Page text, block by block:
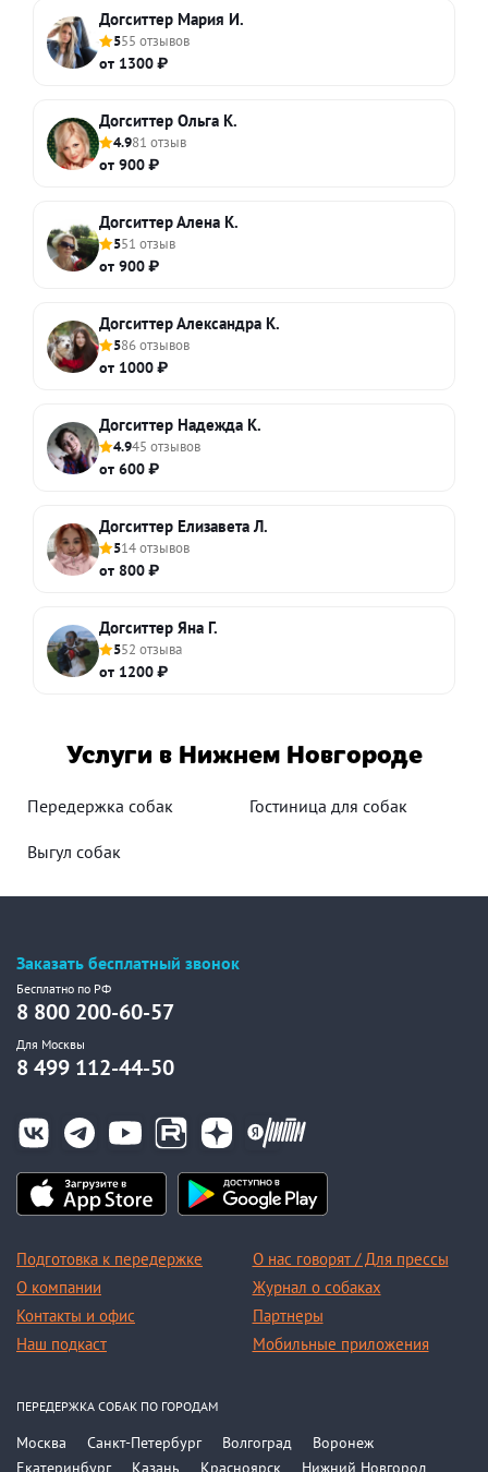
Догситтер Мария И.
555 отзывов
от 1300 ₽
Догситтер Ольга К.
4.981 отзыв
от 900 ₽
Догситтер Алена К.
551 отзыв
от 900 ₽
Догситтер Александра К.
586 отзывов
от 1000 ₽
Догситтер Надежда К.
4.945 отзывов
от 600 ₽
Догситтер Елизавета Л.
514 отзывов
от 800 ₽
Догситтер Яна Г.
552 отзыва
от 1200 ₽
Услуги в Нижнем Новгороде
Передержка собак Гостиница для собак
Выгул собак
Заказать бесплатный звонок
Бесплатно по РФ
8 800 200-60-57
Для Москвы
8 499 112-44-50
Подготовка к передержке
О компании
Контакты и офис
Наш подкаст
О нас говорят / Для прессы
Журнал о собаках
Партнеры
Мобильные приложения
ПЕРЕДЕРЖКА СОБАК ПО ГОРОДАМ
Москва Санкт-Петербург Волгоград
Воронеж
Екатеринбург
Казань Красноярск Нижний Новгород